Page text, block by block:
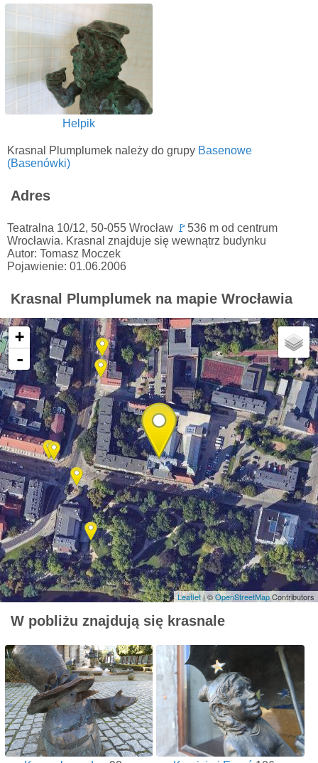
Helpik
Krasnal Plumplumek należy do grupy Basenowe
(Basenówki)
Adres
Teatralna 10/12, 50-055 Wrocław 🚩 536 m od centrum
Wrocławia. Krasnal znajduje się wewnątrz budynku
Autor: Tomasz Moczek
Pojawienie: 01.06.2006
Krasnal Plumplumek na mapie Wrocławia
+
-
Leaflet| ©OpenStreetMapContributors
W pobliżu znajdują się krasnale